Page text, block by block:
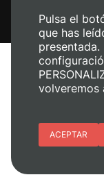
Pulsa el
que has
volveremos
ACEPTAR